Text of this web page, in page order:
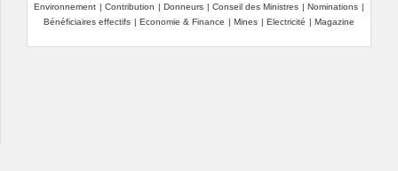
Environnement | Contribution | Donneurs | Conseil des Ministres | Nominations |
Bénéficiaires effectifs | Economie & Finance | Mines | Electricité | Magazine